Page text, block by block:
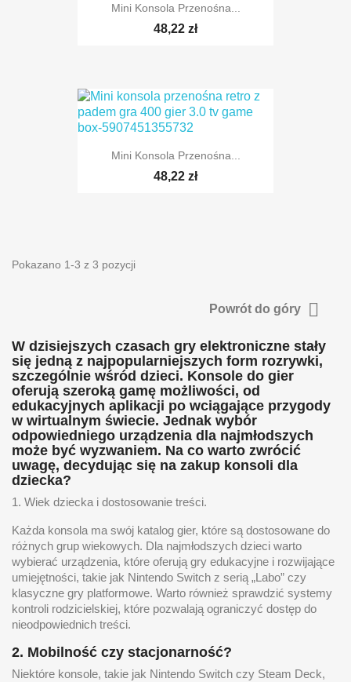
Mini Konsola Przenośna...
48,22 zł
Mini Konsola Przenośna...
48,22 zł
Pokazano 1-3 z 3 pozycji
Powrót do góry 
W dzisiejszych czasach gry elektroniczne stały
się jedną z najpopularniejszych form rozrywki,
szczególnie wśród dzieci. Konsole do gier
oferują szeroką gamę możliwości, od
edukacyjnych aplikacji po wciągające przygody
w wirtualnym świecie. Jednak wybór
odpowiedniego urządzenia dla najmłodszych
może być wyzwaniem. Na co warto zwrócić
uwagę, decydując się na zakup konsoli dla
dziecka?
1. Wiek dziecka i dostosowanie treści.
Każda konsola ma swój katalog gier, które są dostosowane do
różnych grup wiekowych. Dla najmłodszych dzieci warto
wybierać urządzenia, które oferują gry edukacyjne i rozwijające
umiejętności, takie jak Nintendo Switch z serią „Labo” czy
klasyczne gry platformowe. Warto również sprawdzić systemy
kontroli rodzicielskiej, które pozwalają ograniczyć dostęp do
nieodpowiednich treści.
2. Mobilność czy stacjonarność?
Niektóre konsole, takie jak Nintendo Switch czy Steam Deck,